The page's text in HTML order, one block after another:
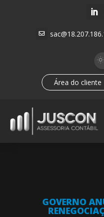


Área do cliente
GOVERNO